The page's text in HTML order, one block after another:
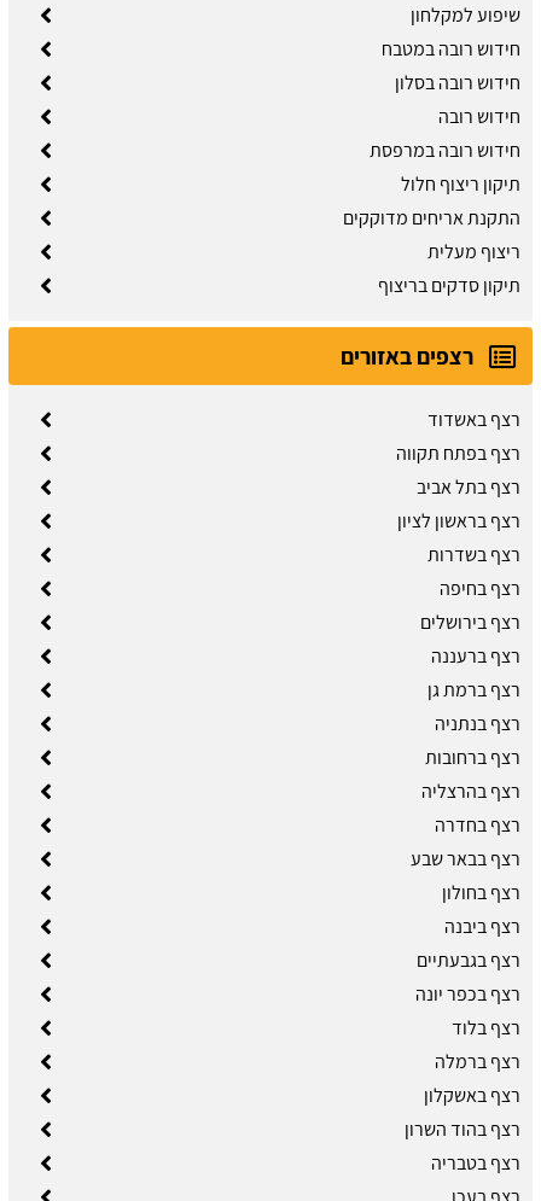
שיפוע למקלחון
חידוש רובה במטבח
חידוש רובה בסלון
חידוש רובה
חידוש רובה במרפסת
תיקון ריצוף חלול
התקנת אריחים מדוקקים
ריצוף מעלית
תיקון סדקים בריצוף
רצפים באזורים
רצף באשדוד
רצף בפתח תקווה
רצף בתל אביב
רצף בראשון לציון
רצף בשדרות
רצף בחיפה
רצף בירושלים
רצף ברעננה
רצף ברמת גן
רצף בנתניה
רצף ברחובות
רצף בהרצליה
רצף בחדרה
רצף בבאר שבע
רצף בחולון
רצף ביבנה
רצף בגבעתיים
רצף בכפר יונה
רצף בלוד
רצף ברמלה
רצף באשקלון
רצף בהוד השרון
רצף בטבריה